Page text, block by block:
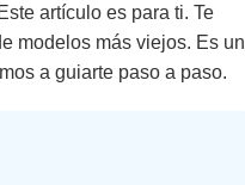
Este artículo es para ti. Te
modelos más viejos. Es un
a guiarte paso a paso.